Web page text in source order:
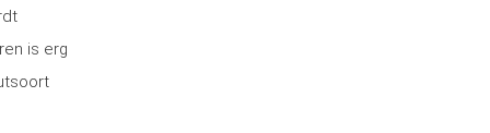
is erg